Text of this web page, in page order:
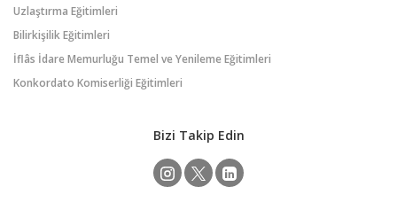
Uzlaştırma Eğitimleri
Bilirkişilik Eğitimleri
İflâs İdare Memurluğu Temel ve Yenileme Eğitimleri
Konkordato Komiserliği Eğitimleri
Bizi Takip Edin